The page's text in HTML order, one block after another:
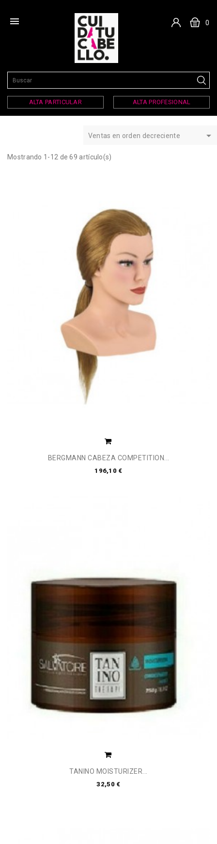
 0
ALTA PARTICULAR ALTA PROFESIONAL
Ventas en orden decreciente 
Mostrando 1-12 de 69 artículo(s)
BERGMANN CABEZA COMPETITION...
196,10 €
TANINO MOISTURIZER...
32,50 €